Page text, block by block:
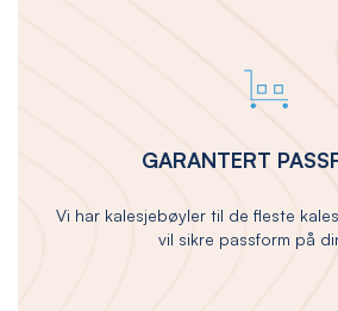
GARANTERT
Vi har kalesjebøyler til de fleste
vil sikre passform på